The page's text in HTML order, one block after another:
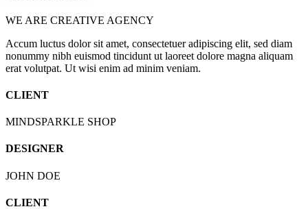
WE ARE CREATIVE AGENCY
Accum luctus dolor sit amet, consectetuer adipiscing elit, sed diam
nonummy nibh euismod tincidunt ut laoreet dolore magna aliquam
erat volutpat. Ut wisi enim ad minim veniam.
CLIENT
MINDSPARKLE SHOP
DESIGNER
JOHN DOE
CLIENT